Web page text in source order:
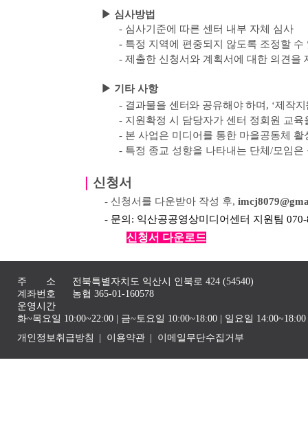
▶ 심사방법
- 심사기준에 따른 센터 내부 자체 심사
- 특정 지역에 편중되지 않도록 조정할 수
-제출한 신청서와 계획서에 대한 의견을
▶ 기타 사항
- 결과물을 센터와 공유해야 하며 , ‘제작지
- 지원확정 시 담당자가 센터 정회원 교육
- 본 사업은 미디어를 통한 마을공동체
- 특정 종교 성향을 나타내는 단체 /모임은
신청서
- 신청서를 다운받아 작성 후,
- 문의: 익산공공영상미디어센터 지원팀
신청서 다운로드
주 소
전북특별자치도 익산시 인북로 424 (54540)
계좌번호
농협 365-01-160578
운영시간
화~목요일 10:00~22:00 | 금~토요일 10:00~18:00 | 일요일
개인정보취급방침
이용약관 이메일무단수집거부